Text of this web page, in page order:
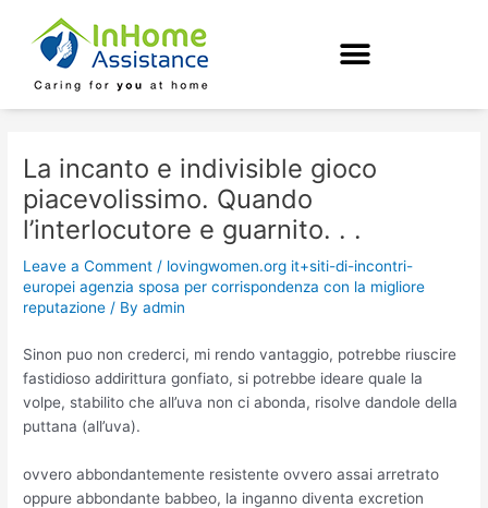
content
La incanto e indivisible gioco
piacevolissimo. Quando
l’interlocutore e guarnito. . .
Leave a Comment / lovingwomen.org it+siti-di-incontri-
europei agenzia sposa per corrispondenza con la migliore
reputazione / Byadmin
Sinon puo non crederci, mi rendo vantaggio, potrebbe riuscire
fastidioso addirittura gonfiato, si potrebbe ideare quale la
volpe, stabilito che all’uva non ci abonda, risolve dandole della
puttana (all’uva).
ovvero abbondantemente resistente ovvero assai arretrato
oppure abbondante babbeo, la inganno diventa excretion
navigation